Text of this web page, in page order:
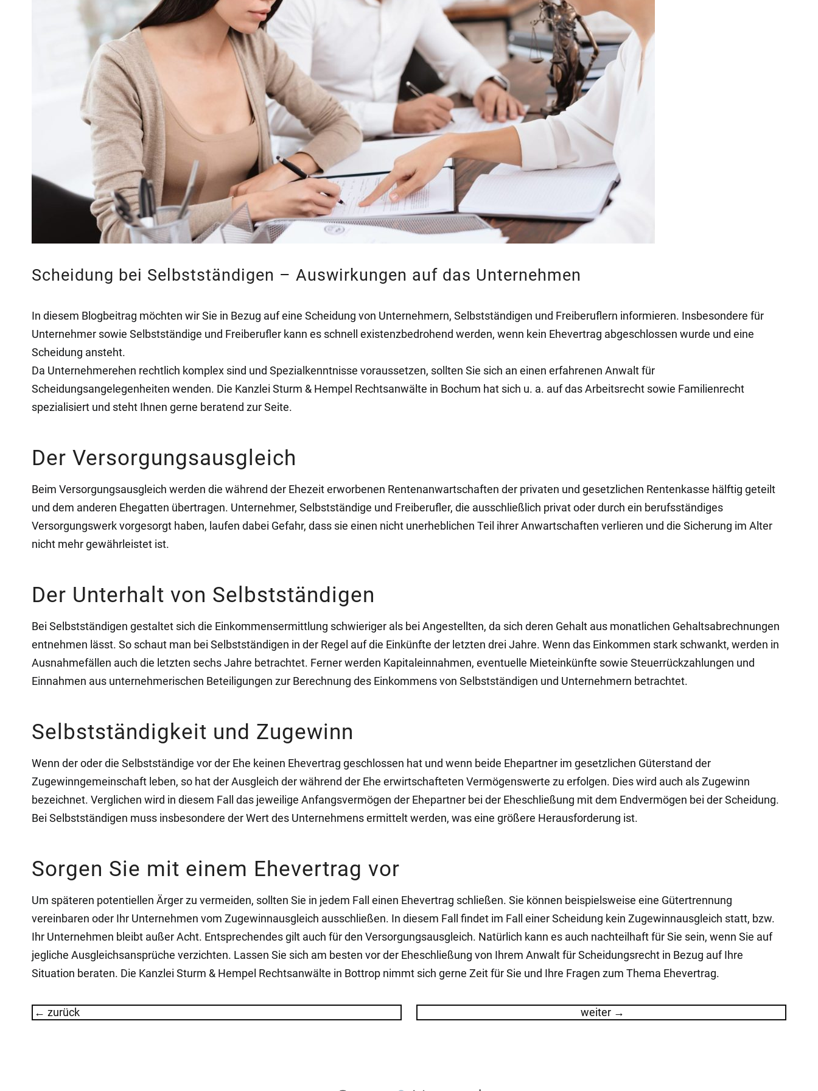
Scheidung bei Selbstständigen – Auswirkungen auf das Unternehmen
In diesem Blogbeitrag möchten wir Sie in Bezug auf eine Scheidung von Unternehmern, Selbstständigen und Freiberuflern informieren. Insbesondere für
Unternehmer sowie Selbstständige und Freiberufler kann es schnell existenzbedrohend werden, wenn kein Ehevertrag abgeschlossen wurde und eine
Scheidung ansteht.
Da Unternehmerehen rechtlich komplex sind und Spezialkenntnisse voraussetzen, sollten Sie sich an einen erfahrenen Anwalt für
Scheidungsangelegenheiten wenden. Die Kanzlei Sturm & Hempel Rechtsanwälte in Bochum hat sich u. a. auf das Arbeitsrecht sowie Familienrecht
spezialisiert und steht Ihnen gerne beratend zur Seite.
Der Versorgungsausgleich
Beim Versorgungsausgleich werden die während der Ehezeit erworbenen Rentenanwartschaften der privaten und gesetzlichen Rentenkasse hälftig geteilt
und dem anderen Ehegatten übertragen. Unternehmer, Selbstständige und Freiberufler, die ausschließlich privat oder durch ein berufsständiges
Versorgungswerk vorgesorgt haben, laufen dabei Gefahr, dass sie einen nicht unerheblichen Teil ihrer Anwartschaften verlieren und die Sicherung im Alter
nicht mehr gewährleistet ist.
Der Unterhalt von Selbstständigen
Bei Selbstständigen gestaltet sich die Einkommensermittlung schwieriger als bei Angestellten, da sich deren Gehalt aus monatlichen Gehaltsabrechnungen
entnehmen lässt. So schaut man bei Selbstständigen in der Regel auf die Einkünfte der letzten drei Jahre. Wenn das Einkommen stark schwankt, werden in
Ausnahmefällen auch die letzten sechs Jahre betrachtet. Ferner werden Kapitaleinnahmen, eventuelle Mieteinkünfte sowie Steuerrückzahlungen und
Einnahmen aus unternehmerischen Beteiligungen zur Berechnung des Einkommens von Selbstständigen und Unternehmern betrachtet.
Selbstständigkeit und Zugewinn
Wenn der oder die Selbstständige vor der Ehe keinen Ehevertrag geschlossen hat und wenn beide Ehepartner im gesetzlichen Güterstand der
Zugewinngemeinschaft leben, so hat der Ausgleich der während der Ehe erwirtschafteten Vermögenswerte zu erfolgen. Dies wird auch als Zugewinn
bezeichnet. Verglichen wird in diesem Fall das jeweilige Anfangsvermögen der Ehepartner bei der Eheschließung mit dem Endvermögen bei der Scheidung.
Bei Selbstständigen muss insbesondere der Wert des Unternehmens ermittelt werden, was eine größere Herausforderung ist.
Sorgen Sie mit einem Ehevertrag vor
Um späteren potentiellen Ärger zu vermeiden, sollten Sie in jedem Fall einen Ehevertrag schließen. Sie können beispielsweise eine Gütertrennung
vereinbaren oder Ihr Unternehmen vom Zugewinnausgleich ausschließen. In diesem Fall findet im Fall einer Scheidung kein Zugewinnausgleich statt, bzw.
Ihr Unternehmen bleibt außer Acht. Entsprechendes gilt auch für den Versorgungsausgleich. Natürlich kann es auch nachteilhaft für Sie sein, wenn Sie auf
jegliche Ausgleichsansprüche verzichten. Lassen Sie sich am besten vor der Eheschließung von Ihrem Anwalt für Scheidungsrecht in Bezug auf Ihre
Situation beraten. Die Kanzlei Sturm & Hempel Rechtsanwälte in Bottrop nimmt sich gerne Zeit für Sie und Ihre Fragen zum Thema Ehevertrag.
Post
navigation
← zurück weiter →